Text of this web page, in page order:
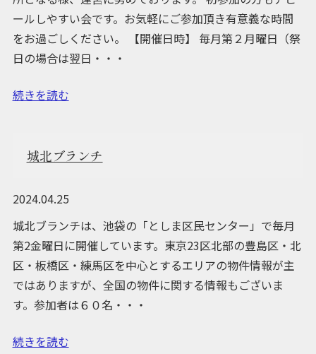
ールしやすい会です。お気軽にご参加頂き有意義な時間
をお過ごしください。 【開催日時】 毎月第２月曜日（祭
日の場合は翌日・・・
続きを読む
城北ブランチ
2024.04.25
城北ブランチは、池袋の「としま区民センター」で毎月
第2金曜日に開催しています。東京23区北部の豊島区・北
区・板橋区・練馬区を中心とするエリアの物件情報が主
ではありますが、全国の物件に関する情報もございま
す。参加者は６０名・・・
続きを読む